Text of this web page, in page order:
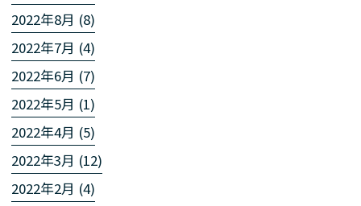
2022年8月 (8)
2022年7月 (4)
2022年6月 (7)
2022年5月 (1)
2022年4月 (5)
2022年3月 (12)
2022年2月 (4)